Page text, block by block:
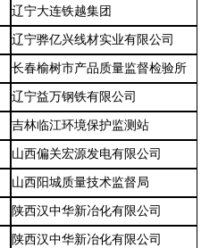
辽宁大连铁越集团
辽宁骅亿兴线材实业有限公司
长春榆树市产品质量监督检验所
辽宁益万钢铁有限公司
吉林临江环境保护监测站
山西偏关宏源发电有限公司
山西阳城质量技术监督局
陕西汉中华新冶化有限公司
陕西汉中华新冶化有限公司